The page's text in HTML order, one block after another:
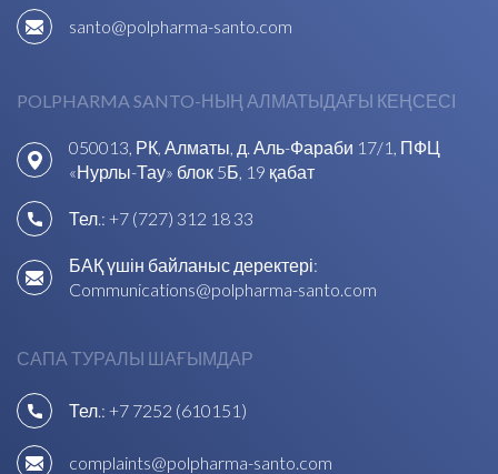
santo@polpharma-santo.com
POLPHARMA SANTO-НЫҢ АЛМАТЫДАҒЫ КЕҢСЕСІ
050013, РК, Алматы, д. Аль-Фараби 17/1, ПФЦ
«Нурлы-Тау» блок 5Б, 19 қабат
Тел.: +7 (727) 312 18 33
БАҚ үшін байланыс деректері:
Communications@polpharma-santo.com
САПА ТУРАЛЫ ШАҒЫМДАР
Тел.: +7 7252 (610151)
complaints@polpharma-santo.com